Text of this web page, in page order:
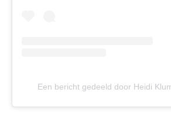
Een bericht gedeeld door Heidi